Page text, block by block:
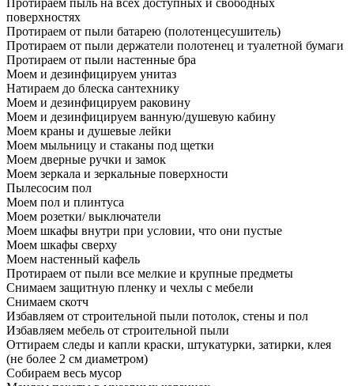
Протираем пыль на всех доступных и свободных
поверхностях
Протираем от пыли батарею (полотенцесушитель)
Протираем от пыли держатели полотенец и туалетной бумаги
Протираем от пыли настенные бра
Моем и дезинфицируем унитаз
Натираем до блеска сантехнику
Моем и дезинфицируем раковину
Моем и дезинфицируем ванную/душевую кабину
Моем краны и душевые лейки
Моем мыльницу и стаканы под щетки
Моем дверные ручки и замок
Моем зеркала и зеркальные поверхности
Пылесосим пол
Моем пол и плинтуса
Моем розетки/ выключатели
Моем шкафы внутри при условии, что они пустые
Моем шкафы сверху
Моем настенный кафель
Протираем от пыли все мелкие и крупные предметы
Снимаем защитную пленку и чехлы с мебели
Снимаем скотч
Избавляем от строительной пыли потолок, стены и пол
Избавляем мебель от строительной пыли
Оттираем следы и капли краски, штукатурки, затирки, клея
(не более 2 см диаметром)
Собираем весь мусор